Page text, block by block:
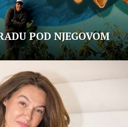
POD NJEGOVOM